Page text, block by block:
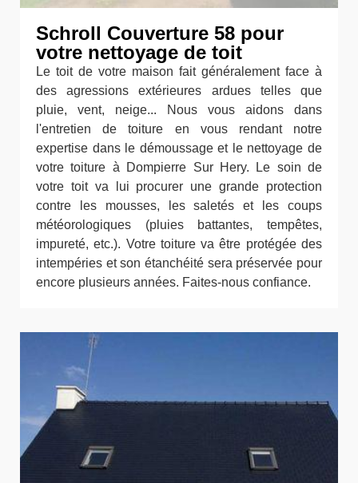
Schroll Couverture 58 pour
votre nettoyage de toit
Le toit de votre maison fait généralement face à
des agressions extérieures ardues telles que
pluie, vent, neige... Nous vous aidons dans
l'entretien de toiture en vous rendant notre
expertise dans le démoussage et le nettoyage de
votre toiture à Dompierre Sur Hery. Le soin de
votre toit va lui procurer une grande protection
contre les mousses, les saletés et les coups
météorologiques (pluies battantes, tempêtes,
impureté, etc.). Votre toiture va être protégée des
intempéries et son étanchéité sera préservée pour
encore plusieurs années. Faites-nous confiance.